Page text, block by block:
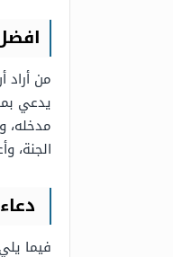
من أراد
يدعي
مدخله،
الجنة،
فيما